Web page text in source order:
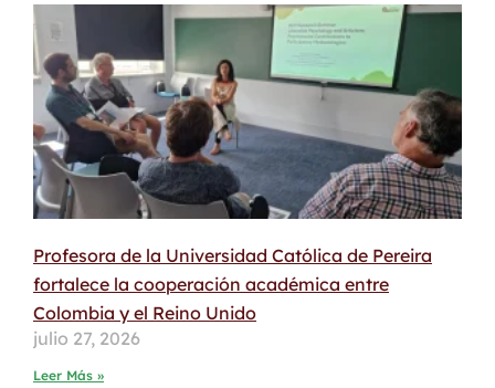
Profesora de la Universidad Católica de Pereira
fortalece la cooperación académica entre
Colombia y el Reino Unido
julio 27, 2026
Leer Más »